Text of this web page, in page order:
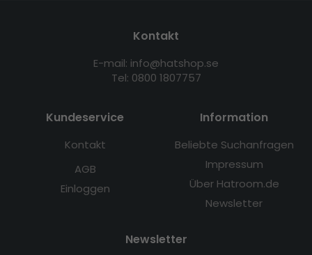
Kontakt
E-mail: info@hatshop.se
Tel: 0800 1807757
Kundeservice
Kontakt
AGB
Einloggen
Information
Beliebte Suchanfragen
Impressum
Über Hatroom.de
Newsletter
Newsletter